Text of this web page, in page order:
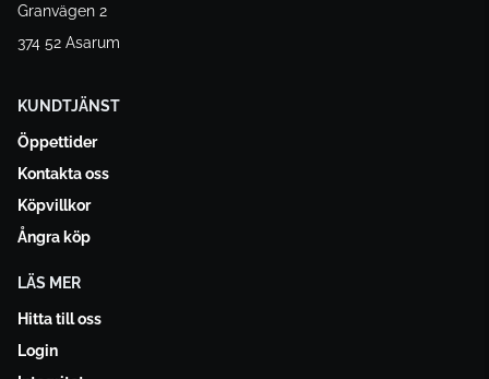
Granvägen 2
374 52 Asarum
KUNDTJÄNST
Öppettider
Kontakta oss
Köpvillkor
Ångra köp
LÄS MER
Hitta till oss
Login